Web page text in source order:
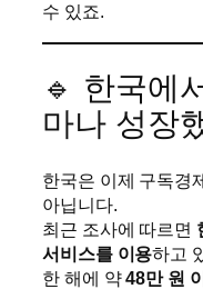
수 있죠.
🔹 한국에
마나 성장
한국은 이제 구독경
아닙니다.
최근 조사에 따르면
서비스를 이용하고
한 해에 약48만 원